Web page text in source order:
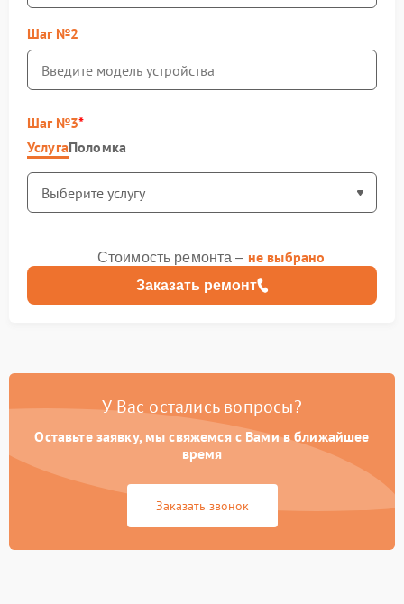
Шаг №2
Шаг №3
УслугаПоломка
Заказать ремонт
Стоимость ремонта – не выбрано
У Вас остались вопросы?
Оставьте заявку, мы свяжемся с Вами в ближайшее
время
Заказать звонок